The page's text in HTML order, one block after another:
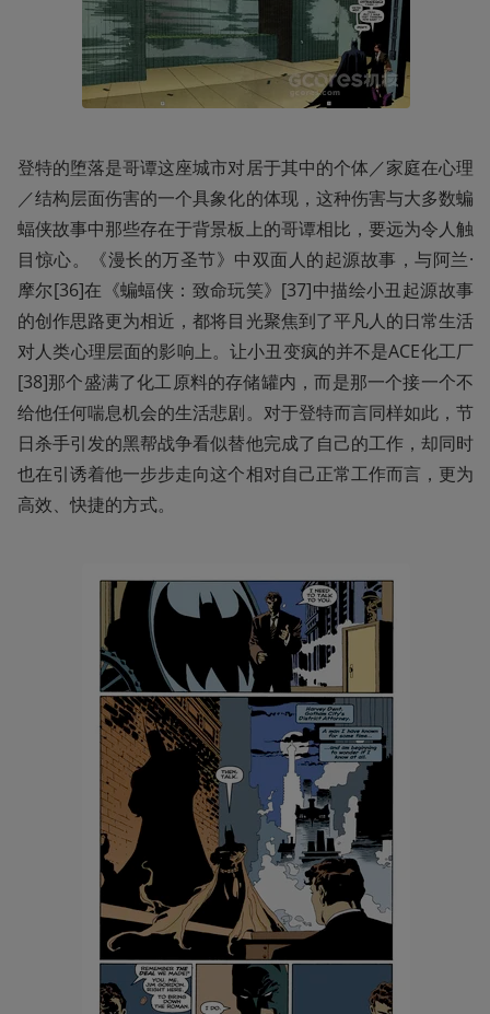
登特的堕落是哥谭这座城市对居于其中的个体／家庭在心理
／结构层面伤害的一个具象化的体现，这种伤害与大多数蝙
蝠侠故事中那些存在于背景板上的哥谭相比，要远为令人触
目惊心。《漫长的万圣节》中双面人的起源故事，与阿兰·
摩尔[36]在《蝙蝠侠：致命玩笑》[37]中描绘小丑起源故事
的创作思路更为相近，都将目光聚焦到了平凡人的日常生活
对人类心理层面的影响上。让小丑变疯的并不是ACE化工厂
[38]那个盛满了化工原料的存储罐内，而是那一个接一个不
给他任何喘息机会的生活悲剧。对于登特而言同样如此，节
日杀手引发的黑帮战争看似替他完成了自己的工作，却同时
也在引诱着他一步步走向这个相对自己正常工作而言，更为
高效、快捷的方式。